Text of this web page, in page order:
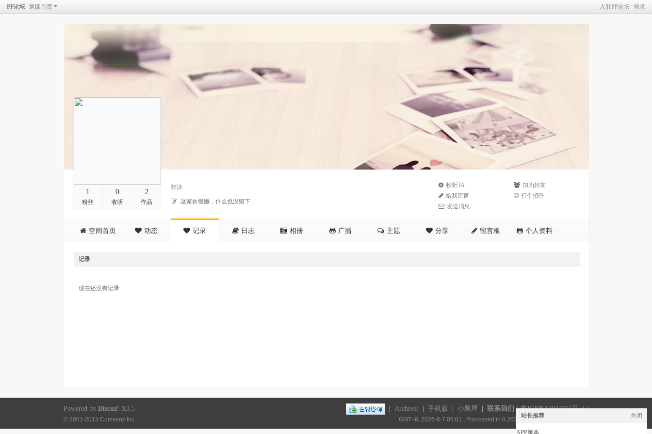
入驻PP论坛 登录
PP论坛 返回首页
1
粉丝
0
收听
2
作品
收听TA
加为好友
给我留言
打个招呼
发送消息
张泳
这家伙很懒，什么也没留下
空间首页 动态 记录 日志 相册 广播 主题 分享 留言板 个人资料
记录
现在还没有记录
关闭
站长推荐
APP版本
Archiver 手机版 小黑屋 联系我们 (鲁ICP备17027311号-3)
GMT+8, 2026-8-7 05:01 , Processed in 0.262381 second(s), 18 queries .
Powered by Discuz! X3.5
© 2001-2013 Comsenz Inc.